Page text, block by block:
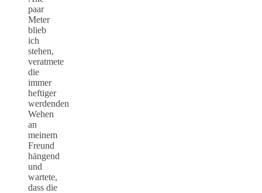
paar
Meter
blieb
ich
stehen,
veratmete
die
immer
heftiger
werdenden
Wehen
an
meinem
Freund
hängend
und
wartete,
dass die